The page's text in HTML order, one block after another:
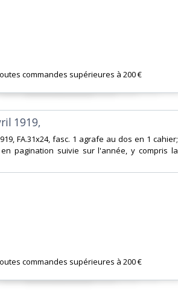
commandes supérieures à 200 €‎
1919,‎
FA.31x24, fasc. 1 agrafe au dos en 1 cahier;
pagination suivie sur l'année, y compris la
commandes supérieures à 200 €‎